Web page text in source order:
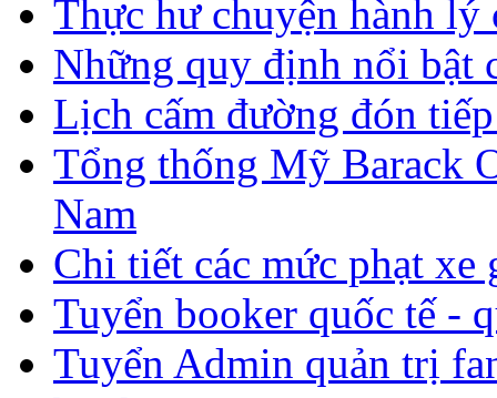
Thực hư chuyện hành
Những quy định nổi bật
Lịch cấm đường đón
Tổng thống Mỹ Barack
Nam
Chi tiết các mức phạt xe
Tuyển booker quốc tế -
Tuyển Admin quản trị